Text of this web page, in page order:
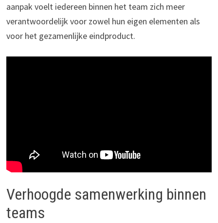
aanpak voelt iedereen binnen het team zich meer
verantwoordelijk voor zowel hun eigen elementen als
voor het gezamenlijke eindproduct.
Verhoogde samenwerking binnen
teams